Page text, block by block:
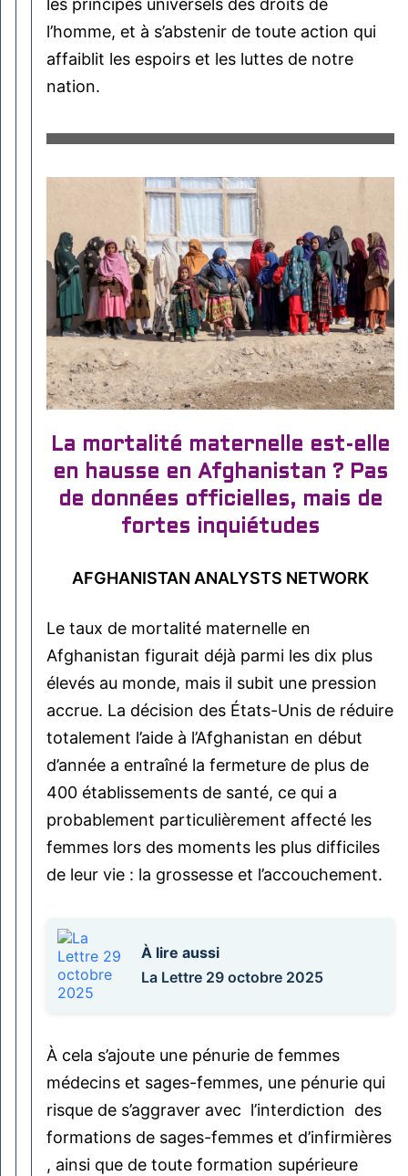
les principes universels des droits de
l’homme, et à s’abstenir de toute action qui
affaiblit les espoirs et les luttes de notre
nation.
La mortalité maternelle est-elle
en hausse en Afghanistan ? Pas
de données officielles, mais de
fortes inquiétudes
AFGHANISTAN ANALYSTS NETWORK
Le taux de mortalité maternelle en
Afghanistan figurait déjà parmi les dix plus
élevés au monde, mais il subit une pression
accrue. La décision des États-Unis de réduire
totalement l’aide à l’Afghanistan en début
d’année a entraîné la fermeture de plus de
400 établissements de santé, ce qui a
probablement particulièrement affecté les
femmes lors des moments les plus difficiles
de leur vie : la grossesse et l’accouchement.
À lire aussi
La Lettre 29 octobre 2025
À cela s’ajoute une pénurie de femmes
médecins et sages-femmes, une pénurie qui
risque de s’aggraver avec l’interdiction des
formations de sages-femmes et d’infirmières
, ainsi que de toute formation supérieure